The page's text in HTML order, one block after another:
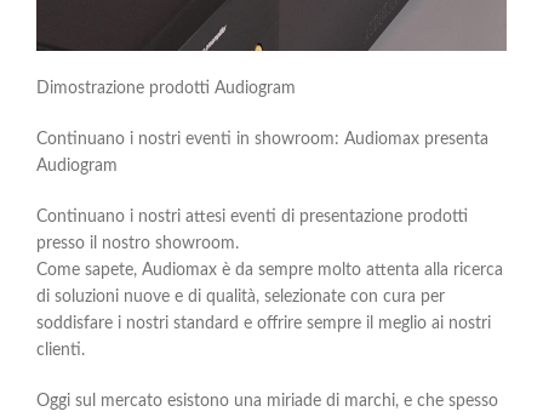
Dimostrazione prodotti Audiogram
Continuano i nostri eventi in showroom: Audiomax presenta
Audiogram
Continuano i nostri attesi eventi di presentazione prodotti
presso il nostro showroom.
Come sapete, Audiomax è da sempre molto attenta alla ricerca
di soluzioni nuove e di qualità, selezionate con cura per
soddisfare i nostri standard e offrire sempre il meglio ai nostri
clienti.
Oggi sul mercato esistono una miriade di marchi, e che spesso